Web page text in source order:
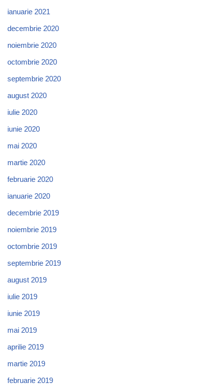
ianuarie 2021
decembrie 2020
noiembrie 2020
octombrie 2020
septembrie 2020
august 2020
iulie 2020
iunie 2020
mai 2020
martie 2020
februarie 2020
ianuarie 2020
decembrie 2019
noiembrie 2019
octombrie 2019
septembrie 2019
august 2019
iulie 2019
iunie 2019
mai 2019
aprilie 2019
martie 2019
februarie 2019